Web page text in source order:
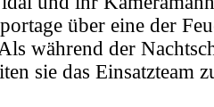
über eine der
während der
sie das Einsatzteam